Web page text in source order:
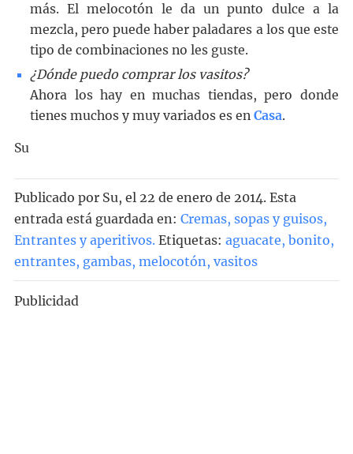
más. El melocotón le da un punto dulce a la
mezcla, pero puede haber paladares a los que este
tipo de combinaciones no les guste.
¿Dónde puedo comprar los vasitos?
Ahora los hay en muchas tiendas, pero donde
tienes muchos y muy variados es en Casa.
Su
Publicado por Su, el 22 de enero de 2014. Esta
entrada está guardada en: Cremas, sopas y guisos,
Entrantes y aperitivos. Etiquetas: aguacate, bonito,
entrantes, gambas, melocotón , vasitos
Publicidad